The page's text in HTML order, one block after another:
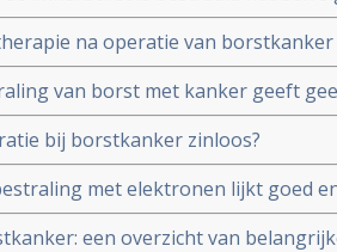
hun leven dan de vrouwen
na operatie van
geeft significant groter
niet erfelijk belast zijn
van borst met kanker geeft
op recidief t.o.v. totale
belasting is echter veel minder
bij borstkanker zinloos?
met elektronen lijkt goed
van borstkanker ter voorkoming
een overzicht van